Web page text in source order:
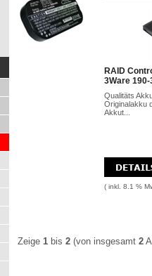
RAID
3Ware
Qualitäts
Originalakku
Akkut...
( inkl. 8.1 %
Zeige 1 bis 2 (von insgesamt 2